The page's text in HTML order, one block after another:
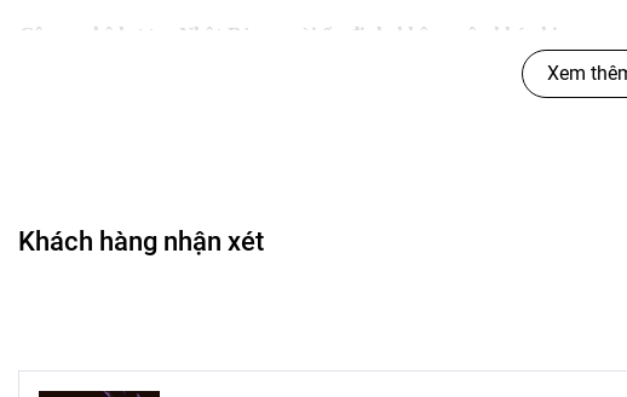
Công nghệ hương Nhật Bản – mùi ổn định, không gây khó chịu
Hương thơm được điều chế theo tiêu chuẩn Nhật Bản giúp không bị
Xem
Khách hàng nhận xét